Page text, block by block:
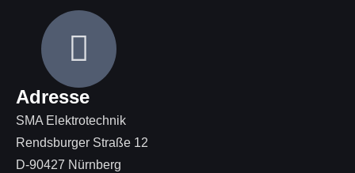
Adresse
SMA Elektrotechnik
Rendsburger Straße 12
D-90427 Nürnberg